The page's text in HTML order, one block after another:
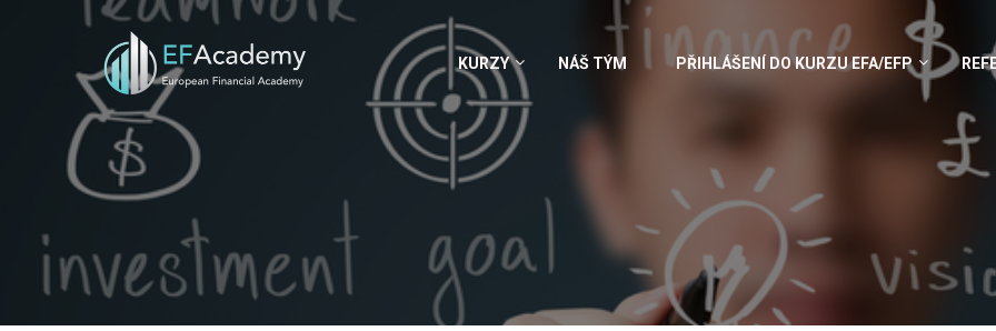
KURZY NÁŠ TÝM PŘIHLÁŠENÍ DO KURZU EFA/EFP